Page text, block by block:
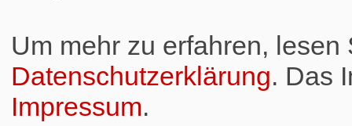
Um mehr zu erfahren, lesen
Datenschutzerklärung. Das
Impressum.